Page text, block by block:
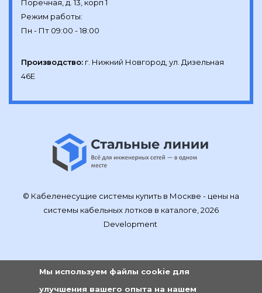
Поречная, д. 13, корп 1
Режим работы:
Производство: г. Нижний Новгород, ул. Дизельная
46Е
© Кабеленесущие системы купить в Москве - цены на
системы кабельных лотков в каталоге, 2026
Development
Мы используем файлы cookie для
улучшения вашего опыта на нашем